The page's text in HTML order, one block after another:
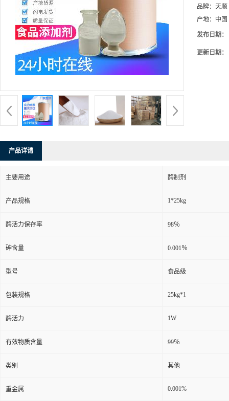
品牌： 天顺
产地： 中
发布日期：
更新日期：
产品详请
主要用途 酶制剂
产品规格 1*25kg
酶活力保存率 98％
砷含量 0.001％
型号 食品级
包装规格 25kg*1
酶活力 1W
有效物质含量 99％
类别 其他
重金属 0.001%